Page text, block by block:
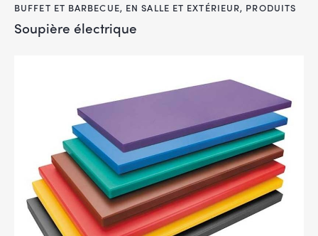
BUFFET ET BARBECUE, EN SALLE ET EXTÉRIEUR, PRODUITS
Soupière électrique